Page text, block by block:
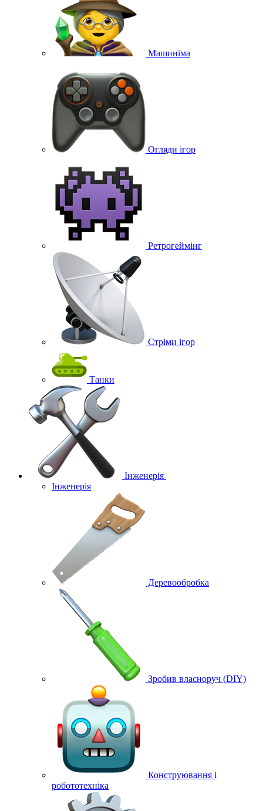
Машиніма
Огляди ігор
Ретрогеймінг
Стріми ігор
Танки
Інженерія
Інженерія
Деревообробка
Зробив власноруч (DIY)
Конструювання і
робототехніка